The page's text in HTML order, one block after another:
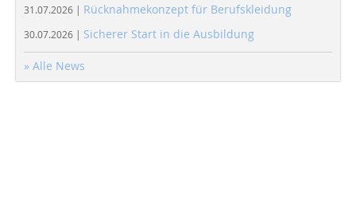
31.07.2026 | Rücknahmekonzept für Berufskleidung
30.07.2026 | Sicherer Start in die Ausbildung
» Alle News